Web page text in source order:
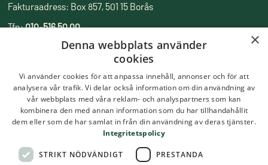
Fakturaadress: Box 857, 501 15 Borås
Tfn:010-516 50 00
skolmatsakademin@ri.se ×
Denna webbplats använder
cookies
Vi använder cookies för att anpassa innehåll, annonser och för att
analysera vår trafik. Vi delar också information om din användning av
vår webbplats med våra reklam- och analyspartners som kan
kombinera den med annan information som du har tillhandahållit
dem eller som de har samlat in från din användning av deras tjänster.
Integritetspolicy
STRIKT NÖDVÄNDIGT PRESTANDA